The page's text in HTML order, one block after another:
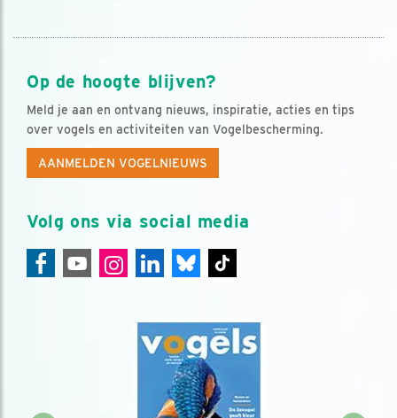
Op de hoogte blijven?
Meld je aan en ontvang nieuws, inspiratie, acties en tips
over vogels en activiteiten van Vogelbescherming.
AANMELDEN VOGELNIEUWS
Volg ons via social media